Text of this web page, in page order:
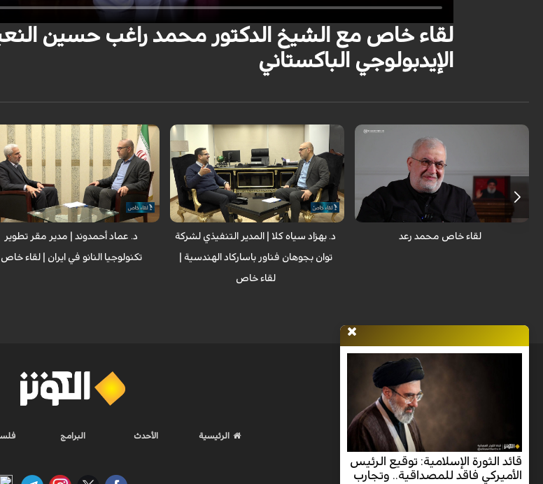
لقاء خاص مع الشيخ الدكتور محمد راغب حسين
الإيدبولوجي الباكستاني
لقاء خاص محمد رعد
مقابلة خاصة مع المدير التنفيذي لشركة توان
بجوهان فناور باساركاد الهندسية الدكتور
بهزاد سياه كلا خلال مشاركته في برنامج لقاء
خاص
د. بهزاد سياه كلا | المدير التنفيذي لشركة
توان بجوهان فناور باساركاد الهندسية |
لقاء خاص
في برنامج لقاء خاص تحدثنا بشكل مفضل
مع مدير مقر تطوير تكنولوجيا النانو في
الدكتور عماد احمدوند.
د. عماد أحمدوند | مدير مقر تطوير
تكنولوجيا النانو في ايران | لقاء خاص
قائد الثورة الإسلامية: توقيع الرئيس
الأميركي فاقد للمصداقية.. وتجارب
الرئيسية الأحدث البرامج